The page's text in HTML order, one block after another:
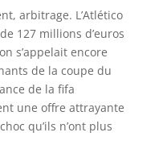
arbitrage. L’Atlético
127 millions d’euros
s’appelait encore
de la coupe du
de la fifa
une offre attrayante
qu’ils n’ont plus